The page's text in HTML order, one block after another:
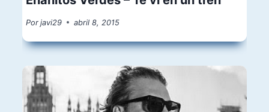
Por javi29 abril 8, 2015